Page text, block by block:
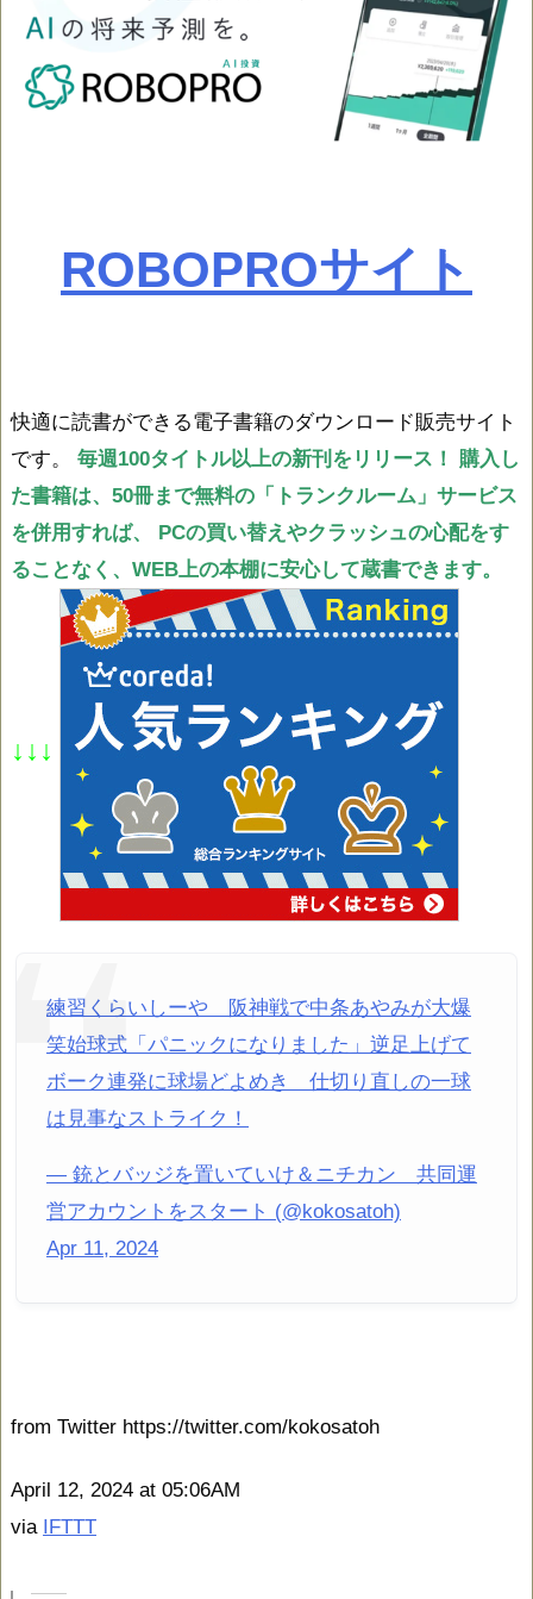
ROBOPROサイト
快適に読書ができる電子書籍のダウンロード販売サイト
です。 毎週100タイトル以上の新刊をリリース！
購入し
た書籍は、50冊まで無料の「トランクルーム」サービス
を併用すれば、
PCの買い替えやクラッシュの心配をす
ることなく、WEB上の本棚に安心して蔵書できます。
↓↓↓
練習くらいしーや 阪神戦で中条あやみが大爆
笑始球式「パニックになりました」逆足上げて
ボーク連発に球場どよめき 仕切り直しの一球
は見事なストライク！
— 銃とバッジを置いていけ＆ニチカン 共同運
営アカウントをスタート (@kokosatoh)
Apr 11, 2024
from Twitter https://twitter.com/kokosatoh
April 12, 2024 at 05:06AM
via IFTTT